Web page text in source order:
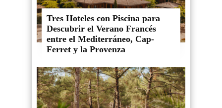
Tres Hoteles con Piscina para
Descubrir el Verano Francés
entre el Mediterráneo, Cap-
Ferret y la Provenza